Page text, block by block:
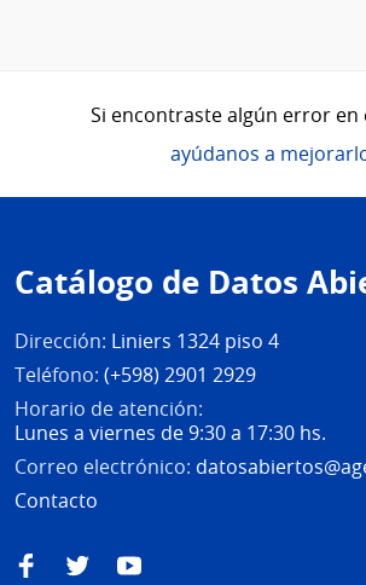
Si encontraste algún error en
ayúdanos a
de
página
Catálogo de Datos
Dirección: Liniers 1324 piso 4
Teléfono: (+598) 2901 2929
Horario de atención:
Lunes a viernes de 9:30 a 17:30 hs.
Correo electrónico:
Contacto
FacebookTwitterYouTube